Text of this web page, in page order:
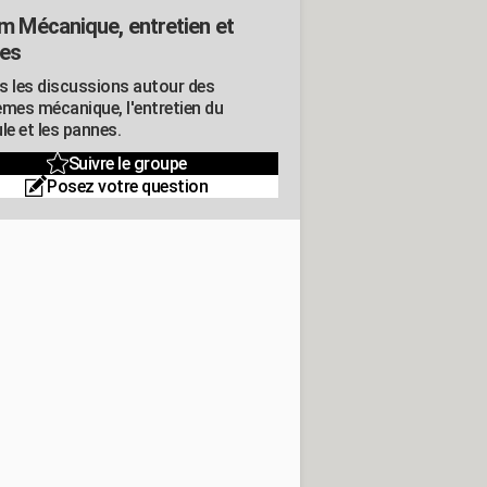
Mécanique, entretien et
les discussions autour des
mécanique, l'entretien du
et les pannes.
Suivre le groupe
Posez votre question